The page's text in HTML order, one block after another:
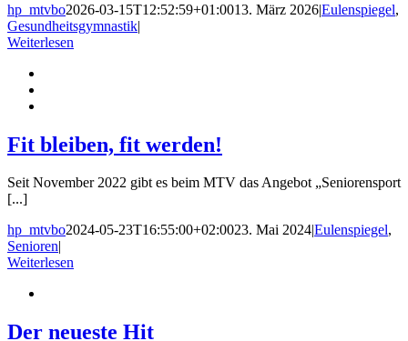
hp_mtvbo2026-03-15T12:52:59+01:0013. März 2026|Eulenspiegel,
Gesundheitsgymnastik|
Weiterlesen
Fit bleiben, fit werden!
Seit November 2022 gibt es beim MTV das Angebot „Seniorensport
[...]
hp_mtvbo2024-05-23T16:55:00+02:0023. Mai 2024|Eulenspiegel,
Senioren|
Weiterlesen
Der neueste Hit